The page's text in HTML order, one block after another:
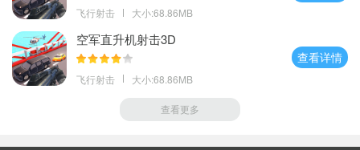
飞行射击 大小:68.86MB
空军直升机射击3D
飞行射击 大小:68.86MB
查看详情
查看更多